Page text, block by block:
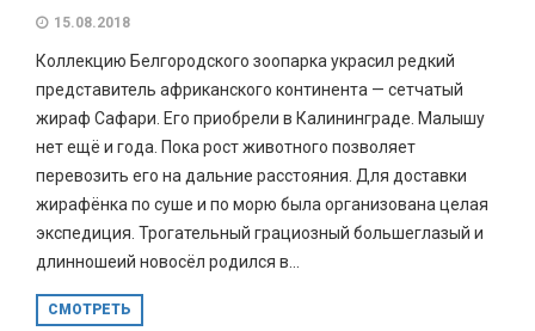
15.08.2018
Коллекцию Белгородского зоопарка украсил редкий
представитель африканского континента — сетчатый
жираф Сафари. Его приобрели в Калининграде. Малышу
нет ещё и года. Пока рост животного позволяет
перевозить его на дальние расстояния. Для доставки
жирафёнка по суше и по морю была организована целая
экспедиция. Трогательный грациозный большеглазый и
длинношеий новосёл родился в...
СМОТРЕТЬ